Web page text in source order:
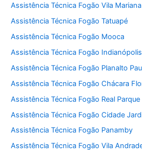
Assistência Técnica Fogão Vila Mariana
Assistência Técnica Fogão Tatuapé
Assistência Técnica Fogão Mooca
Assistência Técnica Fogão Indianópolis
Assistência Técnica Fogão Planalto
Assistência Técnica Fogão Chácara
Assistência Técnica Fogão Real Parque
Assistência Técnica Fogão Cidade
Assistência Técnica Fogão Panamby
Assistência Técnica Fogão Vila